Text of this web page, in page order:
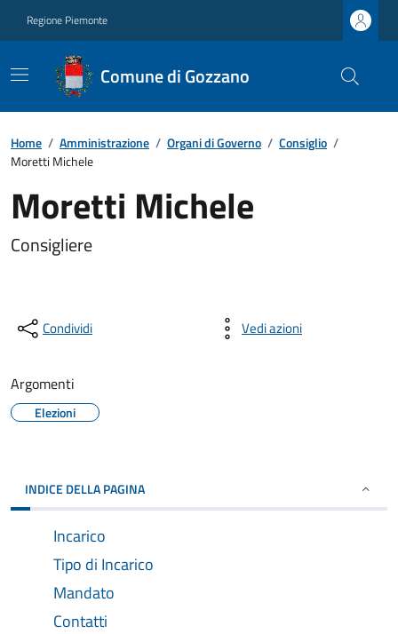
Regione Piemonte
Comune di Gozzano
Home / Amministrazione / Organi di Governo / Consiglio /
Moretti Michele
Moretti Michele
Consigliere
Condividi Vedi azioni
Argomenti
Elezioni
INDICE DELLA PAGINA
Incarico
Tipo di Incarico
Mandato
Contatti